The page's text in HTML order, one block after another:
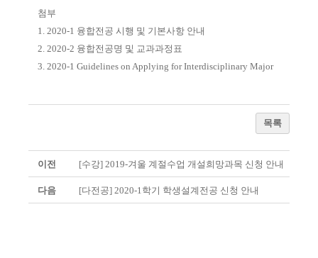
첨부
1. 2020-1 융합전공 시행 및 기본사항 안내
2. 2020-2 융합전공명 및 교과과정표
3. 2020-1 Guidelines on Applying for Interdisciplinary Major
목록
이전 [수강] 2019-겨울 계절수업 개설희망과목 신청 안내
다음 [다전공] 2020-1학기 학생설계전공 신청 안내